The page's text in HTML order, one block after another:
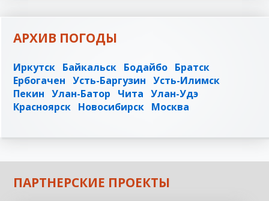
АРХИВ ПОГОДЫ
Иркутск Байкальск Бодайбо Братск
Ербогачен Усть-Баргузин Усть-Илимск
Пекин Улан-Батор Чита Улан-Удэ
Красноярск Новосибирск Москва
ПАРТНЕРСКИЕ ПРОЕКТЫ